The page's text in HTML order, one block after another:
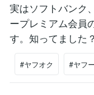
実はソフトバンク
ープレミアム会員
す。知ってました？
#ヤフオク #ヤフ